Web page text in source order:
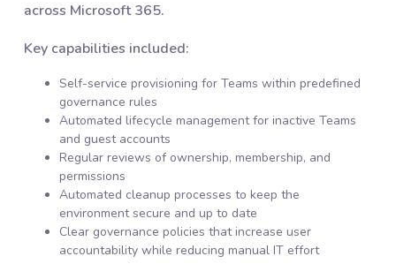
across Microsoft 365.
Key capabilities included:
Self-service provisioning for Teams within predefined
governance rules
Automated lifecycle management for inactive Teams
and guest accounts
Regular reviews of ownership, membership, and
permissions
Automated cleanup processes to keep the
environment secure and up to date
Clear governance policies that increase user
accountability while reducing manual IT effort